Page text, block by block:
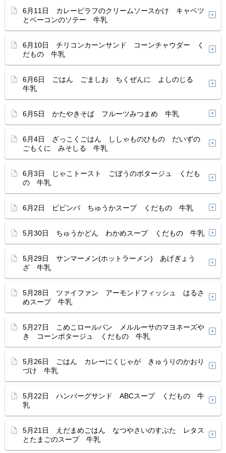
6月11日 カレーピラフのクリームソースかけ キャベツ
とベーコンのソテー 牛乳
6月10日 チリコンカーンサンド コーンチャウダー く
だもの 牛乳
6月6日 ごはん ごましお ちくぜんに よしのじる
牛乳
6月5日 かたやきそば フルーツみつまめ 牛乳
6月4日 ざっこくごはん ししゃものひもの だいずの
ごもくに みそしる 牛乳
6月3日 じゃこトースト ごぼうのポタージュ くだも
の 牛乳
6月2日 ビビンバ ちゅうかスープ くだもの 牛乳
5月30日 ちゅうかどん わかめスープ くだもの 牛乳
5月29日 サンマーメン(ホットラーメン) あげぎょう
ざ 牛乳
5月28日 ツァイファン アーモンドフィッシュ はるさ
めスープ 牛乳
5月27日 こめこロールパン メルルーサのマヨネーズや
き コーンポタージュ くだもの 牛乳
5月26日 ごはん カレーにくじゃが きゅうりのかおり
づけ 牛乳
5月22日 ハンバーグサンド ABCスープ くだもの 牛
乳
5月21日 えだまめごはん なつやさいのすぶた レタス
とたまごのスープ 牛乳